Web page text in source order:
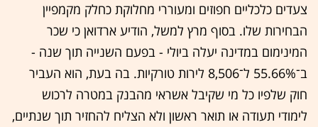
צעדים כלכליים חפוזים ומעוררי מחלוקת כחלק מקמפיין
הבחירות שלו. בסוף מרץ למשל, הודיע ארדואן כי שכר
המינימום במדינה יעלה ביולי - בפעם השנייה תוך שנה -
ב־55.66% ל־8,506 לירות טורקיות. בה בעת, הוא העביר
חוק שלפיו כל מי שקיבל אשראי מהבנק במטרה לרכוש
לימודי תעודה או תואר ראשון ולא הצליח להחזיר תוך שנתיים,